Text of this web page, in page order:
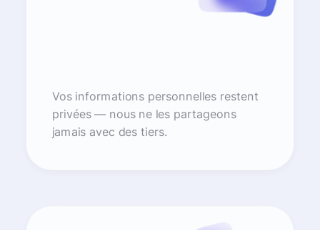
Vos informations personnelles restent
privées — nous ne les partageons
jamais avec des tiers.